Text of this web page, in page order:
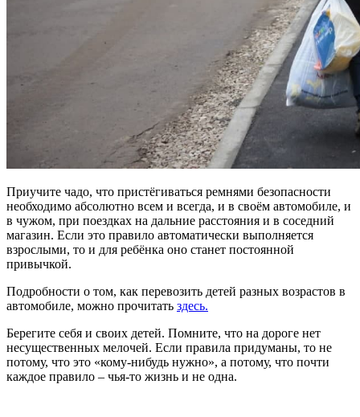
Приучите чадо, что пристёгиваться ремнями безопасности
необходимо абсолютно всем и всегда, и в своём автомобиле, и
в чужом, при поездках на дальние расстояния и в соседний
магазин. Если это правило автоматически выполняется
взрослыми, то и для ребёнка оно станет постоянной
привычкой.
Подробности о том, как перевозить детей разных возрастов в
автомобиле, можно прочитать здесь.
Берегите себя и своих детей. Помните, что на дороге нет
несущественных мелочей. Если правила придуманы, то не
потому, что это «кому-нибудь нужно», а потому, что почти
каждое правило – чья-то жизнь и не одна.